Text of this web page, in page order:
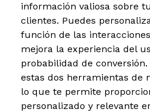
información valiosa sobre
clientes. Puedes
función de las
mejora la experiencia del
probabilidad de
estas dos herramientas de
lo que te permite
personalizado y relevante